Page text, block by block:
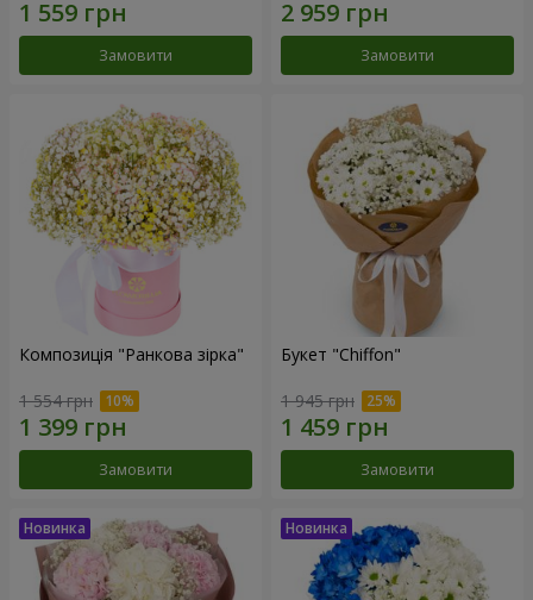
Замовити Замовити
Композиція "Ранкова зірка"
1 554 грн
Замовити
Букет "Chiffon"
1 945 грн
Замовити